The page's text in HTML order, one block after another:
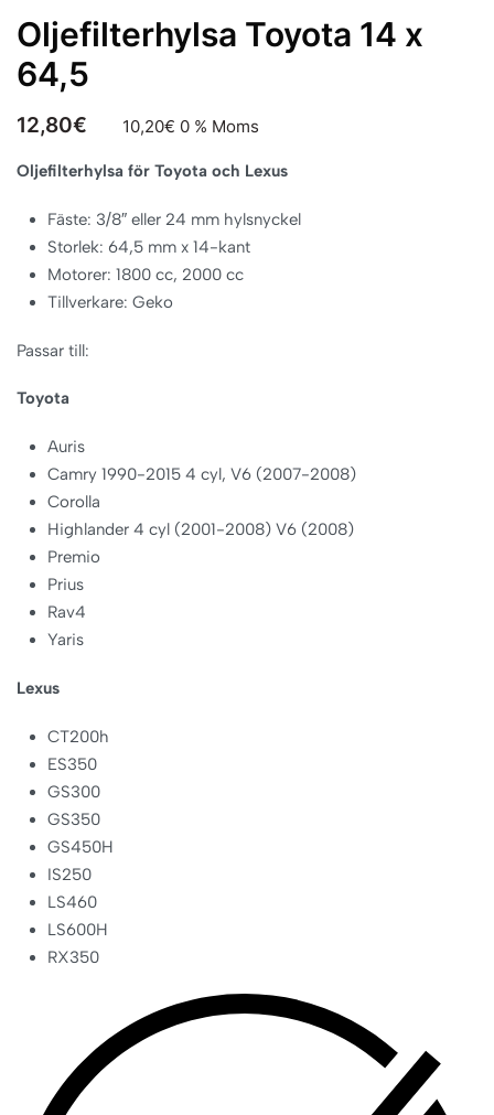
Oljefilterhylsa Toyota 14 x
64,5
12,80€ 10,20€ 0 % Moms
Oljefilterhylsa för Toyota och Lexus
Fäste: 3/8″ eller 24 mm hylsnyckel
Storlek: 64,5 mm x 14-kant
Motorer: 1800 cc, 2000 cc
Tillverkare: Geko
Passar till:
Toyota
Auris
Camry 1990-2015 4 cyl, V6 (2007-2008)
Corolla
Highlander 4 cyl (2001-2008) V6 (2008)
Premio
Prius
Rav4
Yaris
Lexus
CT200h
ES350
GS300
GS350
GS450H
IS250
LS460
LS600H
RX350